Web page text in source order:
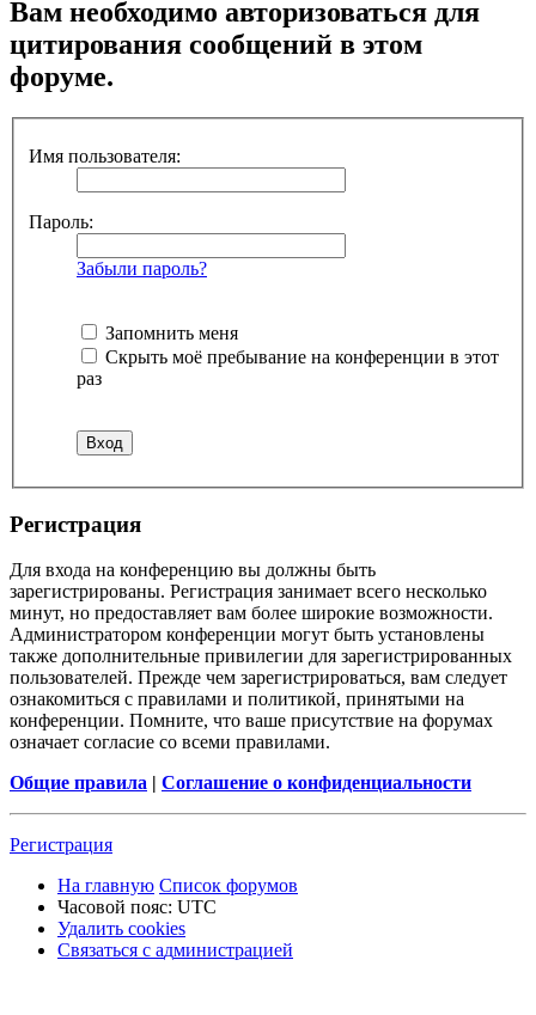
Вам необходимо авторизоваться для
цитирования сообщений в этом
форуме.
Имя пользователя:
Пароль:
Забыли пароль?
Запомнить меня
Скрыть моё пребывание на конференции в этот
раз
Регистрация
Для входа на конференцию вы должны быть
зарегистрированы. Регистрация занимает всего несколько
минут, но предоставляет вам более широкие возможности.
Администратором конференции могут быть установлены
также дополнительные привилегии для зарегистрированных
пользователей. Прежде чем зарегистрироваться, вам следует
ознакомиться с правилами и политикой, принятыми на
конференции. Помните, что ваше присутствие на форумах
означает согласие со всеми правилами.
Общие правила | Соглашение о конфиденциальности
Регистрация
На главную Список форумов
Часовой пояс: UTC
Удалить cookies
Связаться
Связаться с администрацией